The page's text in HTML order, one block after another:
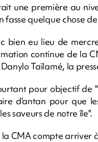
une première au
fasse quelque chose
bien eu lieu de
continue de la
Taïlamé, la
pour objectif de
d'antan pour que
saveurs de notre île".
CMA compte arriver